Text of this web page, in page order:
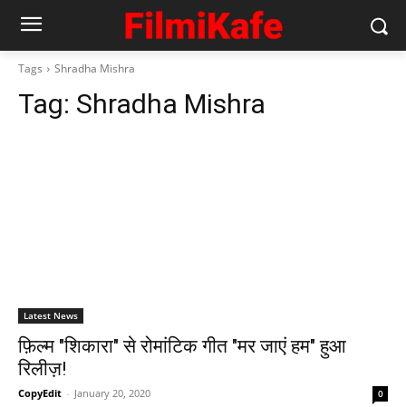
Tags Shradha Mishra
Tag: Shradha Mishra
Latest News
फ़िल्म "शिकारा" से रोमांटिक गीत "मर जाएं हम" हुआ
रिलीज़!
CopyEdit - January 20, 2020 0